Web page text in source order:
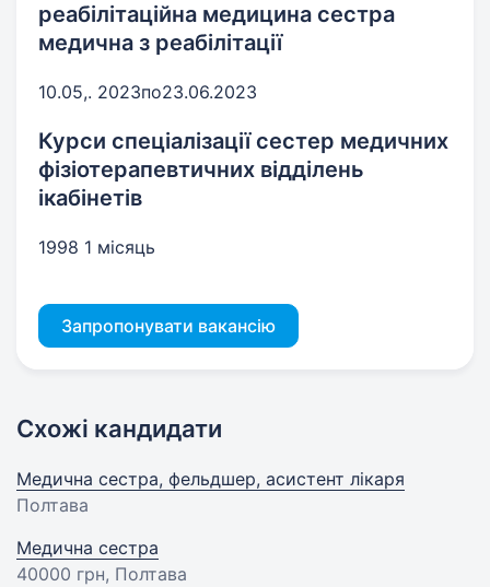
реабілітаційна медицина сестра
медична з реабілітації
10.05,. 2023по23.06.2023
Курси спеціалізації сестер медичних
фізіотерапевтичних відділень
ікабінетів
1998 1 місяць
Запропонувати вакансію
Схожі кандидати
Медична сестра, фельдшер, асистент лікаря
Полтава
Медична сестра
40000 грн, Полтава